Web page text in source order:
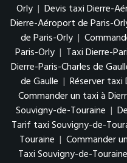
Orly | Devis taxi Dierre-
Dierre-Aéroport de Paris-
de Paris-Orly |
Paris-Orly | Taxi Dierre-
Dierre-Paris-Charles de
de Gaulle | Réserver taxi
Commander un taxi à
Souvigny-de-Touraine |
Tarif taxi Souvigny-de-
Touraine | Commander
Taxi Souvigny-de-